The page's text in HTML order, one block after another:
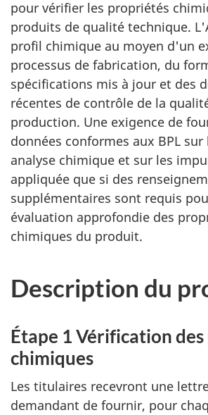
pour vérifier les propriétés
produits de qualité technique.
profil chimique au moyen d'un
processus de fabrication, du
spécifications mis à jour et des
récentes de contrôle de la
production. Une exigence de
données conformes aux BPL
analyse chimique et sur les
appliquée que si des
supplémentaires sont requis
évaluation approfondie des
chimiques du produit.
Description du
Étape 1 Vérification
chimiques
Les titulaires recevront une
demandant de fournir, pour